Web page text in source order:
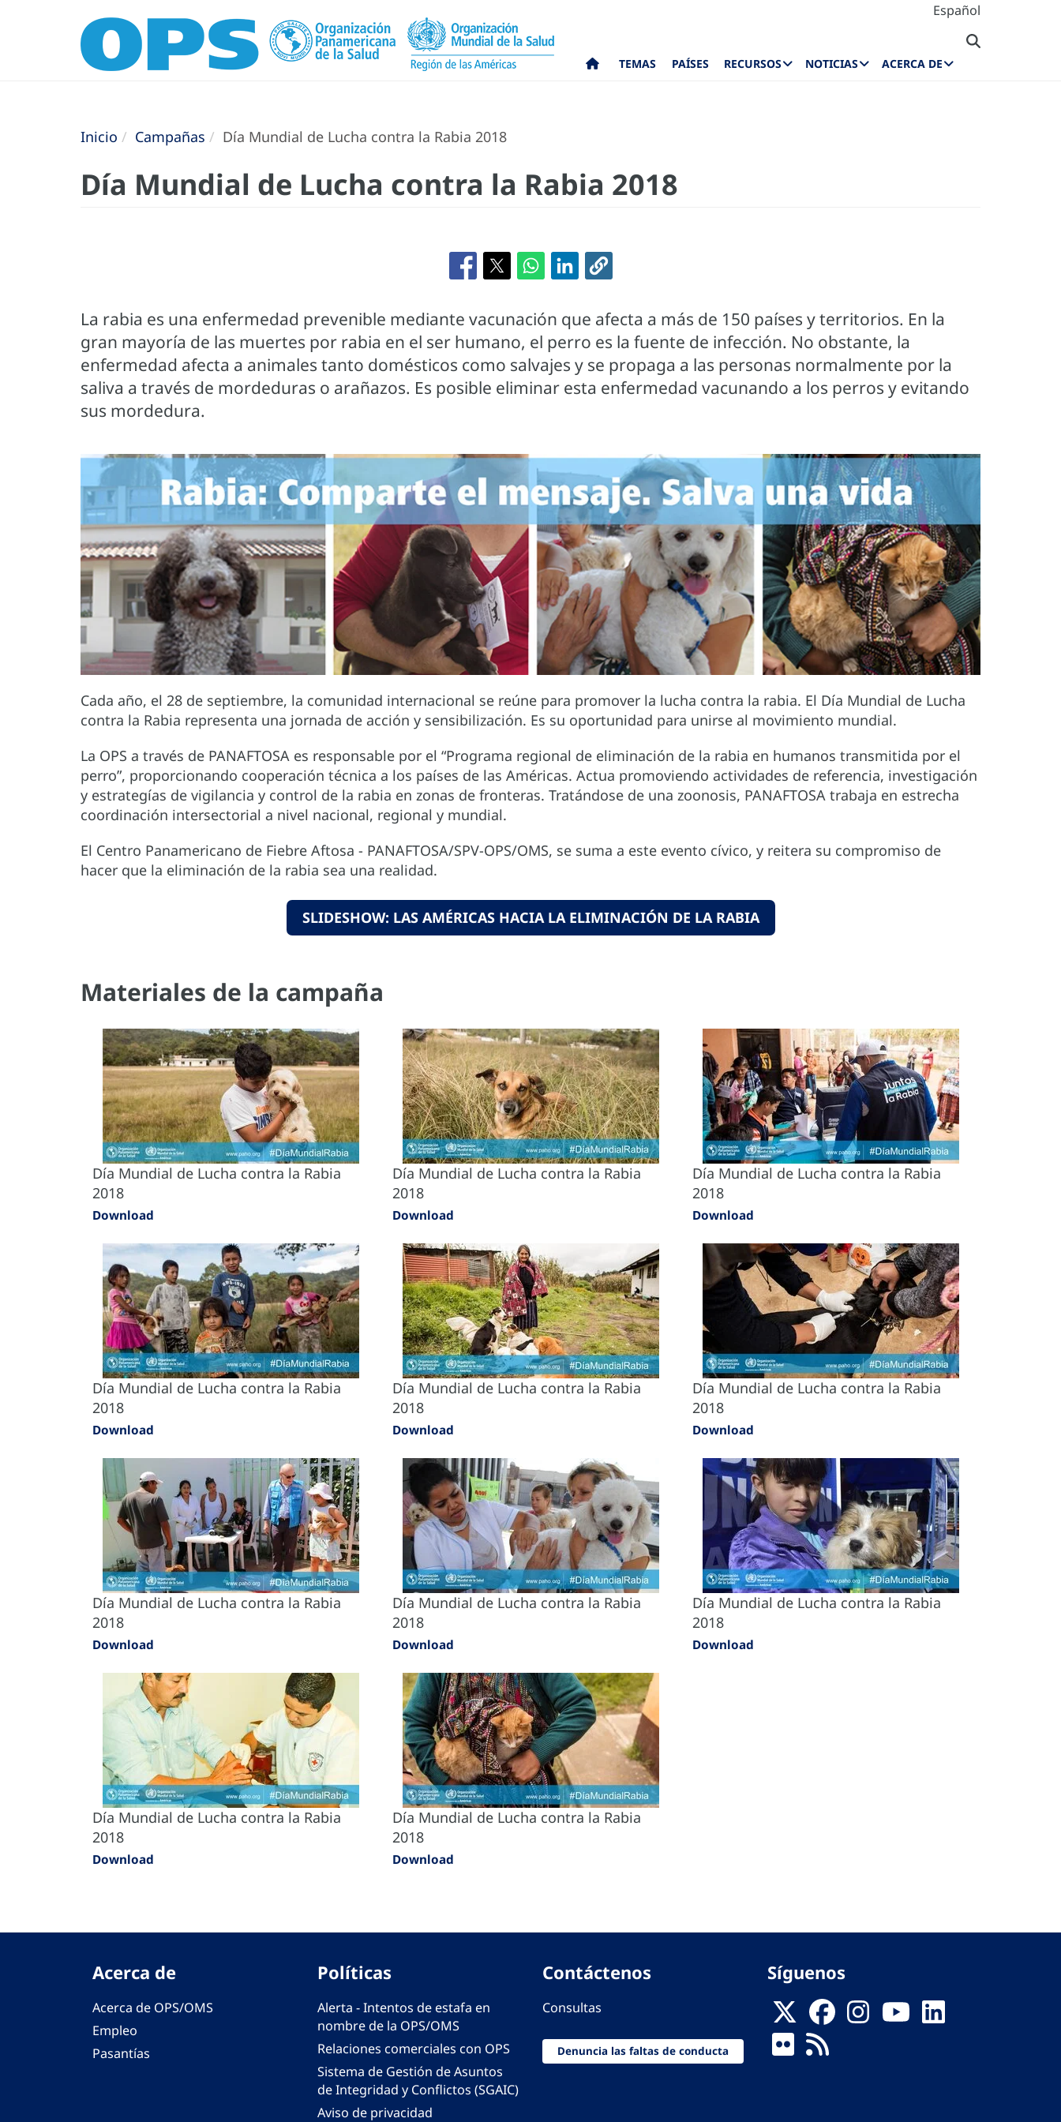
Español
TEMAS PAÍSES RECURSOS NOTICIAS ACERCA DE
Inicio Campañas Día Mundial de Lucha contra la Rabia 2018
Día Mundial de Lucha contra la Rabia 2018
La rabia es una enfermedad prevenible mediante vacunación que afecta a más de 150 países y territorios. En la
gran mayoría de las muertes por rabia en el ser humano, el perro es la fuente de infección. No obstante, la
enfermedad afecta a animales tanto domésticos como salvajes y se propaga a las personas normalmente por la
saliva a través de mordeduras o arañazos. Es posible eliminar esta enfermedad vacunando a los perros y evitando
sus mordedura.
Cada año, el 28 de septiembre, la comunidad internacional se reúne para promover la lucha contra la rabia. El Día Mundial de Lucha
contra la Rabia representa una jornada de acción y sensibilización. Es su oportunidad para unirse al movimiento mundial.
La OPS a través de PANAFTOSA es responsable por el “Programa regional de eliminación de la rabia en humanos transmitida por el
perro”, proporcionando cooperación técnica a los países de las Américas. Actua promoviendo actividades de referencia, investigación
y estrategías de vigilancia y control de la rabia en zonas de fronteras. Tratándose de una zoonosis, PANAFTOSA trabaja en estrecha
coordinación intersectorial a nivel nacional, regional y mundial.
El Centro Panamericano de Fiebre Aftosa - PANAFTOSA/SPV-OPS/OMS, se suma a este evento cívico, y reitera su compromiso de
hacer que la eliminación de la rabia sea una realidad.
SLIDESHOW: LAS AMÉRICAS HACIA LA ELIMINACIÓN DE LA RABIA
Materiales de la campaña
Día Mundial de Lucha contra la Rabia
2018
Download
Día Mundial de Lucha contra la Rabia
2018
Download
Día Mundial de Lucha contra la Rabia
2018
Download
Día Mundial de Lucha contra la Rabia
2018
Download
Día Mundial de Lucha contra la Rabia
2018
Download
Día Mundial de Lucha contra la Rabia
2018
Download
Día Mundial de Lucha contra la Rabia
2018
Download
Día Mundial de Lucha contra la Rabia
2018
Download
Día Mundial de Lucha contra la Rabia
2018
Download
Día Mundial de Lucha contra la Rabia
2018
Download
Día Mundial de Lucha contra la Rabia
2018
Download
Acerca de
Acerca de OPS/OMS
Empleo
Pasantías
Políticas
Alerta - Intentos de estafa en
nombre de la OPS/OMS
Relaciones comerciales con OPS
Sistema de Gestión de Asuntos
de Integridad y Conflictos (SGAIC)
Aviso de privacidad
Contáctenos
Consultas
Denuncia las faltas de conducta
Síguenos